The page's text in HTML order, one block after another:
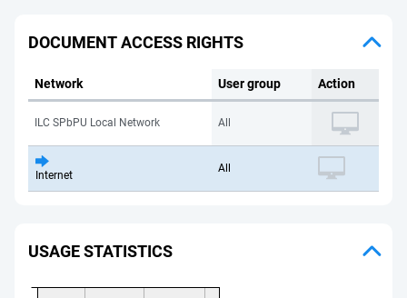
DOCUMENT ACCESS RIGHTS
Network User group Action
ILC SPbPU Local Network All
Internet
All
USAGE STATISTICS